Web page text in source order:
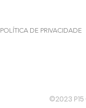
POLÍTICA DE PRIVACIDADE
©2023 P15